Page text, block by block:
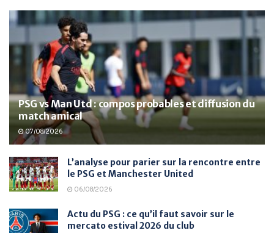
PSG vs Man Utd : compos probables et diffusion du
match amical
07/08/2026
L’analyse pour parier sur la rencontre entre
le PSG et Manchester United
06/08/2026
Actu du PSG : ce qu’il faut savoir sur le
mercato estival 2026 du club